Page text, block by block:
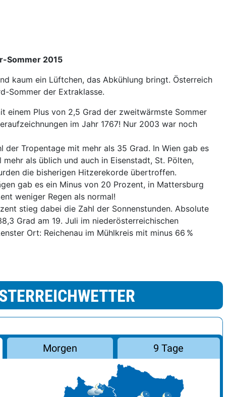
Sommer 2015
kaum ein Lüftchen, das Abkühlung bringt. Österreich
Sommer der Extraklasse.
einem Plus von 2,5 Grad der zweitwärmste Sommer
im Jahr 1767! Nur 2003 war noch
der Tropentage mit mehr als 35 Grad. In Wien gab es
als üblich und auch in Eisenstadt, St. Pölten,
die bisherigen Hitzerekorde übertroffen.
gab es ein Minus von 20 Prozent, in Mattersburg
weniger Regen als normal!
stieg dabei die Zahl der Sonnenstunden. Absolute
Grad am 19. Juli im niederösterreichischen
Ort: Reichenau im Mühlkreis mit minus 66 %
Morgen 9 Tage